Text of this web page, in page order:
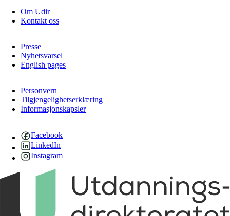
Om Udir
Kontakt oss
Presse
Nyhetsvarsel
English pages
Personvern
Tilgjengelighetserklæring
Informasjonskapsler
Facebook
LinkedIn
Instagram